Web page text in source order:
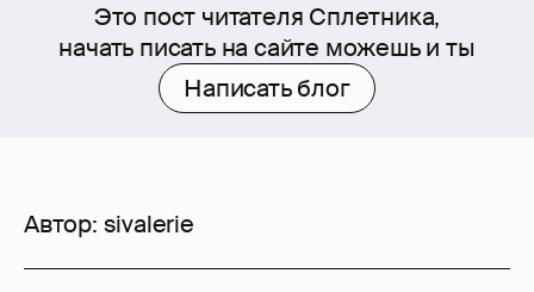
Это пост читателя Сплетника,
начать писать на сайте можешь и ты
Написать блог
Автор: sivalerie